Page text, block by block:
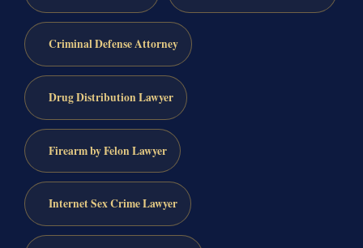
Criminal Defense Attorney
Drug Distribution Lawyer
Firearm by Felon Lawyer
Internet Sex Crime Lawyer